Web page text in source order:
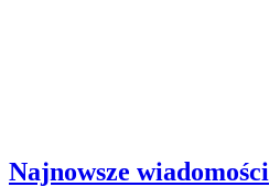
Najnowsze wiadomości